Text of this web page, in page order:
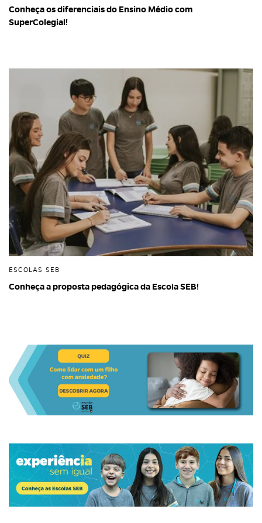
Conheça os diferenciais do Ensino Médio com
SuperColegial!
ESCOLAS SEB
Conheça a proposta pedagógica da Escola SEB!